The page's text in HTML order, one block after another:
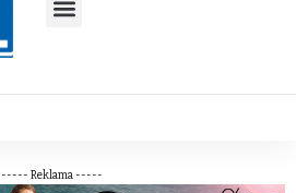
----- Reklama -----